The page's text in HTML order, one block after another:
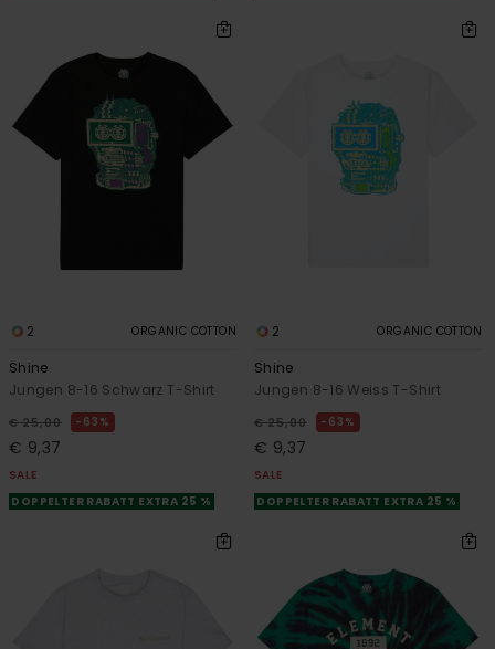
2 ORGANIC COTTON
Shine
Jungen 8-16 Schwarz T-Shirt
€ 25,00 63%
€ 9,37
SALE
DOPPELTER RABATT EXTRA 25 %
2 ORGANIC COTTON
Shine
Jungen 8-16 Weiss T-Shirt
€ 25,00 63%
€ 9,37
SALE
DOPPELTER RABATT EXTRA 25 %